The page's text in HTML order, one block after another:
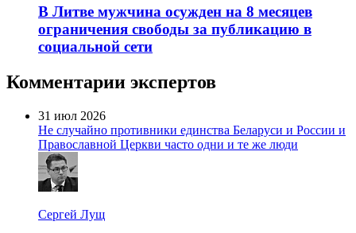
В Литве мужчина осужден на 8 месяцев
ограничения свободы за публикацию в
социальной сети
Комментарии экспертов
31 июл 2026
Не случайно противники единства Беларуси и России и
Православной Церкви часто одни и те же люди
Сергей Лущ